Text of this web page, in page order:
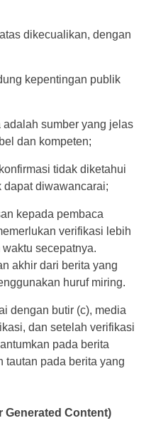
dikecualikan, dengan
kepentingan publik
sumber yang jelas
dan kompeten;
tidak diketahui
dapat diwawancarai;
kepada pembaca
verifikasi lebih
secepatnya.
akhir dari berita yang
huruf miring.
dengan butir (c), media
dan setelah verifikasi
pada berita
tautan pada berita yang
Generated Content)